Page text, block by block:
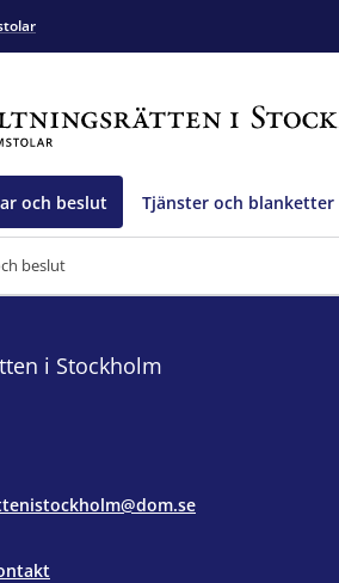
och beslut Tjänster och blanketter
beslut
i Stockholm